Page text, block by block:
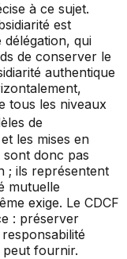
à ce sujet.
est
délégation, qui
de conserver le
authentique
tous les niveaux
de
les mises en
donc pas
; ils représentent
mutuelle
exige. Le CDCF
: préserver
peut fournir.